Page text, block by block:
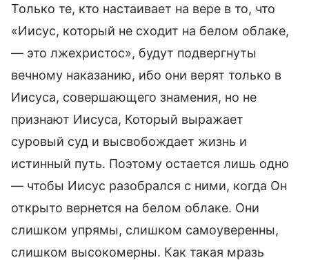
Только те, кто настаивает на вере в то, что
«Иисус, который не сходит на белом облаке,
— это лжехристос», будут подвергнуты
вечному наказанию, ибо они верят только в
Иисуса, совершающего знамения, но не
признают Иисуса, Который выражает
суровый суд и высвобождает жизнь и
истинный путь. Поэтому остается лишь одно
— чтобы Иисус разобрался с ними, когда Он
открыто вернется на белом облаке. Они
слишком упрямы, слишком самоуверенны,
слишком высокомерны. Как такая мразь